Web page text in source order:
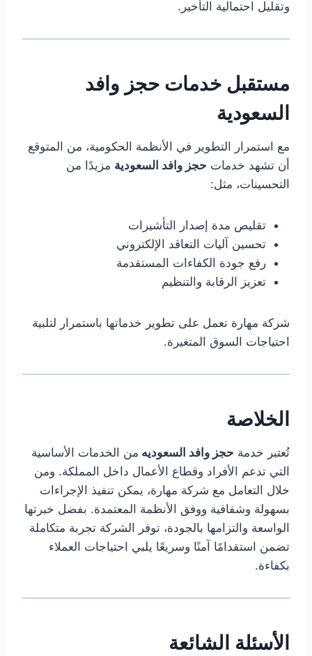
وتقليل احتمالية التأخير.
مستقبل خدمات حجز وافد
السعودية
مع استمرار التطوير في الأنظمة الحكومية، من المتوقع
أن تشهد خدمات حجز وافد السعودية مزيدًا من
التحسينات، مثل:
تقليص مدة إصدار التأشيرات
تحسين آليات التعاقد الإلكتروني
رفع جودة الكفاءات المستقدمة
تعزيز الرقابة والتنظيم
شركة مهارة تعمل على تطوير خدماتها باستمرار لتلبية
احتياجات السوق المتغيرة.
الخلاصة
تُعتبر خدمة حجز وافد السعوديه من الخدمات الأساسية
التي تدعم الأفراد وقطاع الأعمال داخل المملكة. ومن
خلال التعامل مع شركة مهارة، يمكن تنفيذ الإجراءات
بسهولة وشفافية ووفق الأنظمة المعتمدة. بفضل خبرتها
الواسعة والتزامها بالجودة، توفر الشركة تجربة متكاملة
تضمن استقدامًا آمنًا وسريعًا يلبي احتياجات العملاء
بكفاءة.
الأسئلة الشائعة